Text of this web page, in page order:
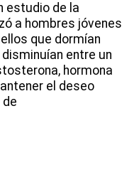
estudio de la
a hombres jóvenes
que dormían
entre un
hormona
el deseo
de